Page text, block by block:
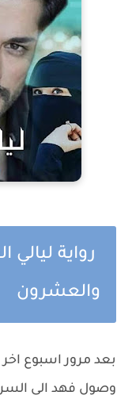
رواية ليالي
والعشرون
بعد مرور اسبوع
وصول فهد الى